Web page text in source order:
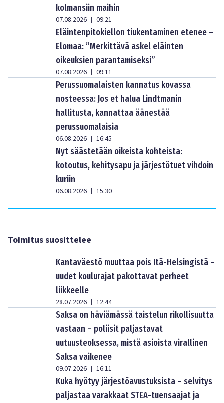
kolmansiin maihin
07.08.2026 | 09:21
Eläintenpitokiellon tiukentaminen etenee –
Elomaa: ”Merkittävä askel eläinten
oikeuksien parantamiseksi”
07.08.2026 | 09:11
Perussuomalaisten kannatus kovassa
nosteessa: Jos et halua Lindtmanin
hallitusta, kannattaa äänestää
perussuomalaisia
06.08.2026 | 16:45
Nyt säästetään oikeista kohteista:
kotoutus, kehitysapu ja järjestötuet vihdoin
kuriin
06.08.2026 | 15:30
Toimitus suosittelee
Kantaväestö muuttaa pois Itä-Helsingistä –
uudet koulurajat pakottavat perheet
liikkeelle
28.07.2026 | 12:44
Saksa on häviämässä taistelun rikollisuutta
vastaan – poliisit paljastavat
uutuusteoksessa, mistä asioista virallinen
Saksa vaikenee
09.07.2026 | 16:11
Kuka hyötyy järjestöavustuksista – selvitys
paljastaa varakkaat STEA-tuensaajat ja